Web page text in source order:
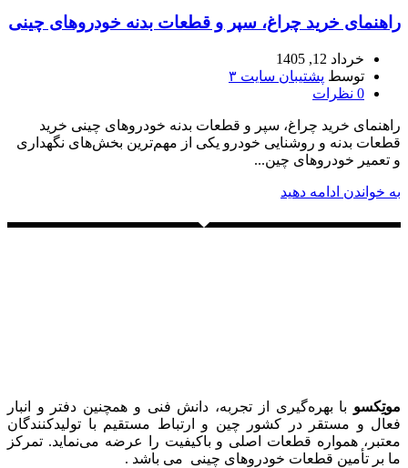
راهنمای خرید چراغ، سپر و قطعات بدنه خودروهای چینی
خرداد 12, 1405
توسط پشتیبان سایت ۳
0 نظرات
راهنمای خرید چراغ، سپر و قطعات بدنه خودروهای چینی خرید
قطعات بدنه و روشنایی خودرو یکی از مهم‌ترین بخش‌های نگهداری
و تعمیر خودروهای چین...
به خواندن ادامه دهید
موتِکسو با بهره‌گیری از تجربه، دانش فنی و همچنین دفتر و انبار
فعال و مستقر در کشور چین و ارتباط مستقیم با تولیدکنندگان
معتبر، همواره قطعات اصلی و باکیفیت را عرضه می‌نماید. تمرکز
ما بر تأمین قطعات خودروهای چینی می باشد .